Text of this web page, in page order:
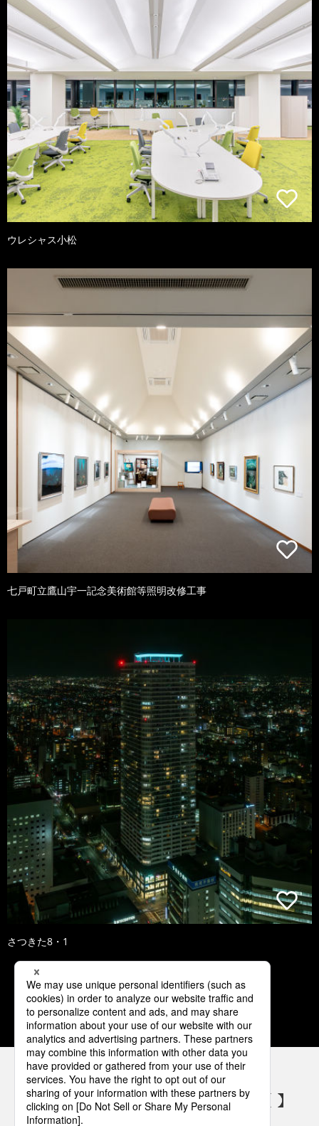
ウレシャス小松
七戸町立鷹山宇一記念美術館等照明改修工事
さつきた8・1
1 2 3 4 5
パナソニックの電気設備 SNSアカウント